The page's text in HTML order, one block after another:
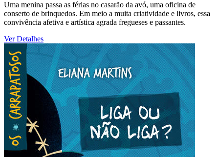
Uma menina passa as férias no casarão da avó, uma oficina de
conserto de brinquedos. Em meio a muita criatividade e livros, essa
convivência afetiva e artística agrada fregueses e passantes.
Ver Detalhes